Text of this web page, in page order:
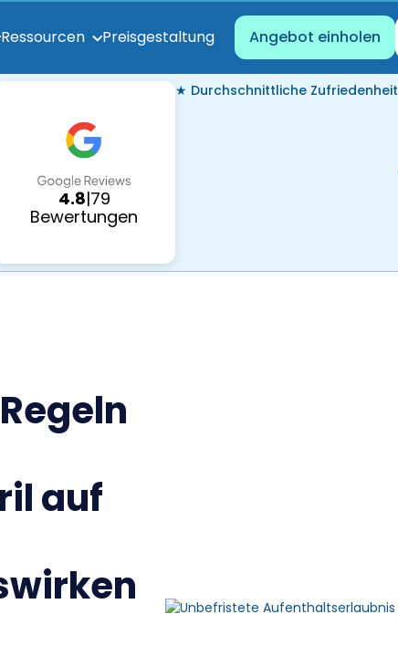
Ressourcen Preisgestaltung Angebot einholen
4.8|79
Bewertungen
★ Durchschnittliche Zufriedenheit
auf